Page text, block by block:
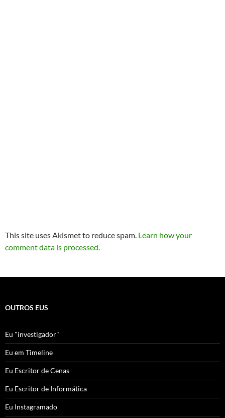
This site uses Akismet to reduce spam. Learn how your
comment data is processed.
OUTROS EUS
Eu "investigador"
Eu em Timeline
Eu Escritor de Cenas
Eu Escritor de Informática
Eu Instagramado